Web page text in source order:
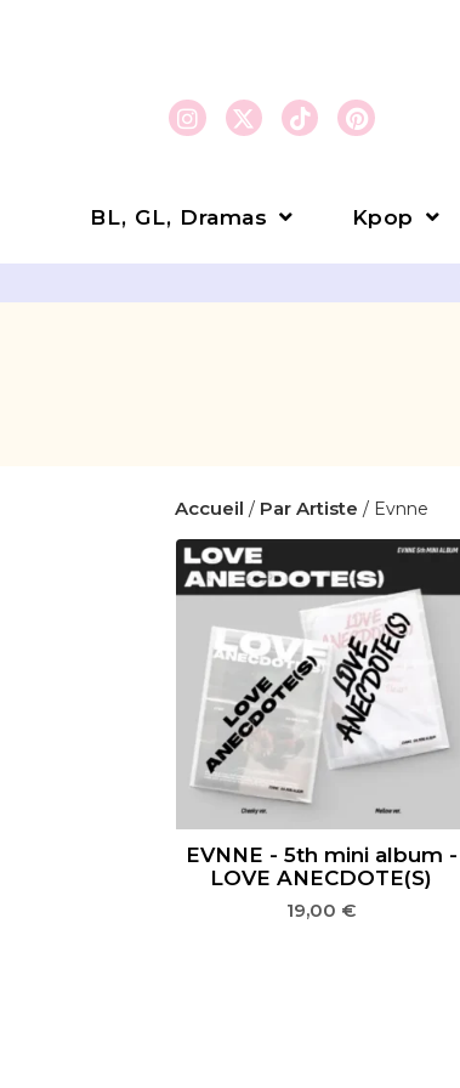
BL, GL, Dramas Kpop
Accueil / Par Artiste / Evnne
EVNNE - 5th mini album -
LOVE ANECDOTE(S)
19,00 €